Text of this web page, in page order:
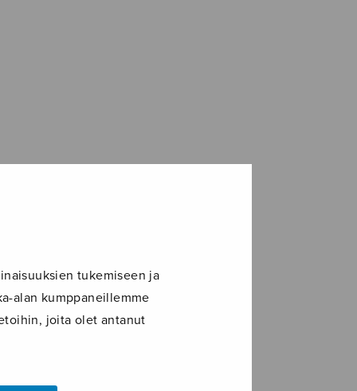
tukemiseen ja
alan kumppaneillemme
joita olet antanut